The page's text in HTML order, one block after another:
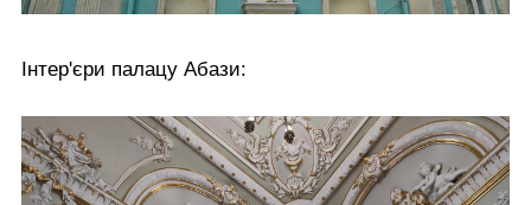
Інтер'єри палацу Абази: